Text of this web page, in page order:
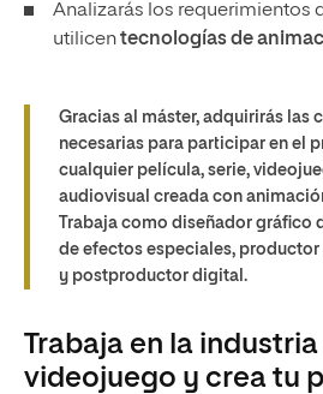
Analizarás los requerimientos
utilicentecnologías de
Gracias al máster, adquirirás las
necesarias para participar en el
cualquier película, serie,
audiovisual creada con
Trabaja como diseñador gráfico
de efectos especiales,
y postproductor digital.
Trabaja en la industria
videojuego y crea tu